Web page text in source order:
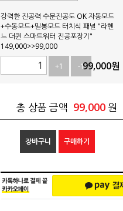
강력한 진공력 수분진공도 OK 자동모드
+수동모드+밀봉모드 터치식 패널 "라헨
느 더퀸 스마트워터 진공포장기"
149,000>>99,000
+1
-199,000원
총 상품 금액 99,000 원
장바구니 구매하기